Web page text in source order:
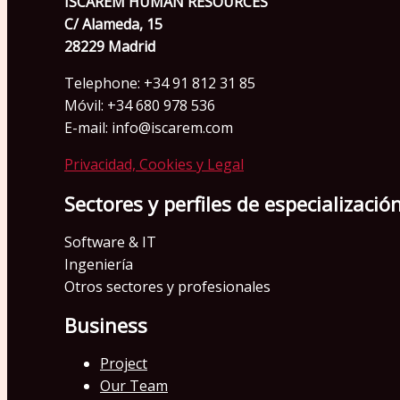
C/ Alameda, 15
28229 Madrid
Telephone: +34 91 812 31 85
Móvil: +34 680 978 536
E-mail: info@iscarem.com
Privacidad, Cookies y Legal
Sectores y perfiles de
Software & IT
Ingeniería
Otros sectores y profesionales
Business
Project
Our Team